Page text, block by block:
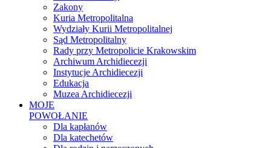
Zakony
Kuria Metropolitalna
Wydziały Kurii Metropolitalnej
Sąd Metropolitalny
Rady przy Metropolicie Krakowskim
Archiwum Archidiecezji
Instytucje Archidiecezji
Edukacja
Muzea Archidiecezji
MOJE
POWOŁANIE
Dla kapłanów
Dla katechetów